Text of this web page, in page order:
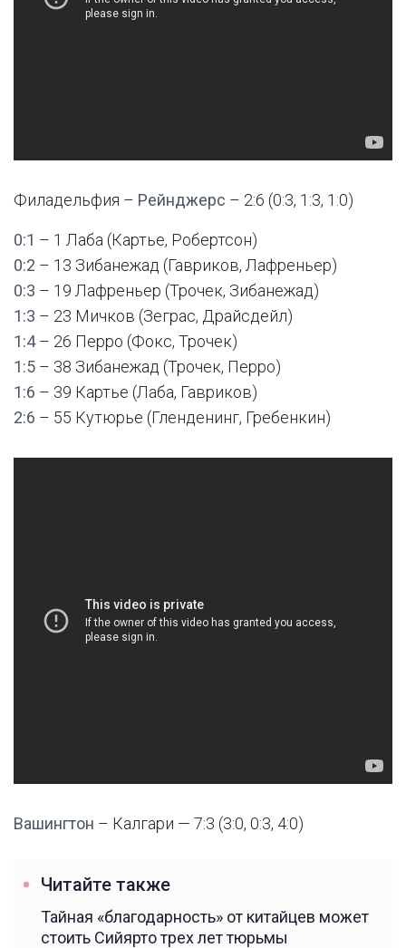
Филадельфия – Рейнджерс – 2:6 (0:3, 1:3, 1:0)
0:1 – 1 Лаба (Картье, Робертсон)
0:2 – 13 Зибанежад (Гавриков, Лафреньер)
0:3 – 19 Лафреньер (Трочек, Зибанежад)
1:3 – 23 Мичков (Зеграс, Драйсдейл)
1:4– 26 Перро (Фокс, Трочек)
1:5 – 38 Зибанежад (Трочек, Перро)
1:6 – 39 Картье (Лаба, Гавриков)
2:6 – 55 Кутюрье (Гленденинг, Гребенкин)
Вашингтон – Калгари — 7:3 (3:0, 0:3, 4:0)
Читайте также
Тайная «благодарность» от китайцев может
стоить Сийярто трех лет тюрьмы